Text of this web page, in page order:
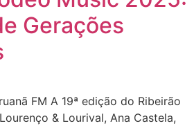
Gerações
FM A 19ª edição do Ribeirão
& Lourival, Ana Castela,